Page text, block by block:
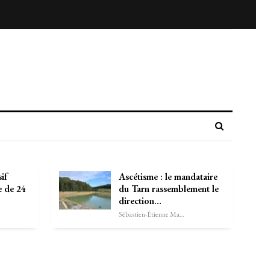
de 24
Ascétisme : le mandataire
du Tarn rassemblement le
direction…
Sébastien-Étienne Marechal